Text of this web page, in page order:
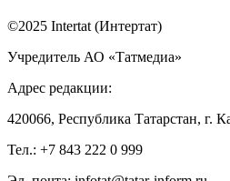
©2025 Intertat (Интертат)
Учредитель АО «Татмедиа»
Адрес редакции:
420066, Республика Татарстан, г.
Тел.: +7 843 222 0 999